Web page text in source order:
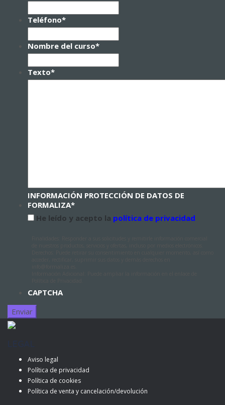
Teléfono*
Nombre del curso*
Texto*
INFORMACIÓN PROTECCIÓN DE DATOS DE
FORMALIZA*
He leído y acepto la política de privacidad
CAPTCHA
Aviso legal
Política de privacidad
Política de cookies
Política de venta y cancelación/devolución